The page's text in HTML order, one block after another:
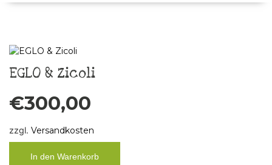
EGLO & Zicoli
€300,00
zzgl. Versandkosten
In den Warenkorb